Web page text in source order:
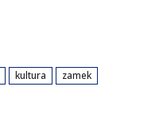
kultura
zamek